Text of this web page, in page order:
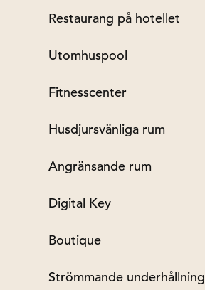
Restaurang på hotellet
Utomhuspool
Fitnesscenter
Husdjursvänliga rum
Angränsande rum
Digital Key
Boutique
Strömmande underhållning